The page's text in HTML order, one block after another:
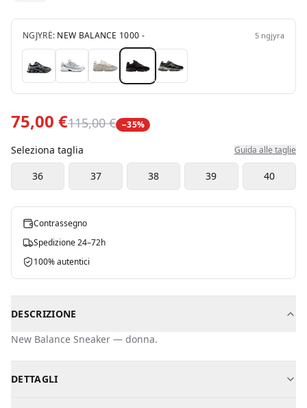
NGJYRË: NEW BALANCE 1000 - 5 ngjyra
75,00 €115,00 € −35%
Seleziona taglia Guida alle taglie
36 37 38 39 40
Contrassegno
Spedizione 24–72h
100% autentici
DESCRIZIONE
New Balance Sneaker — donna.
DETTAGLI